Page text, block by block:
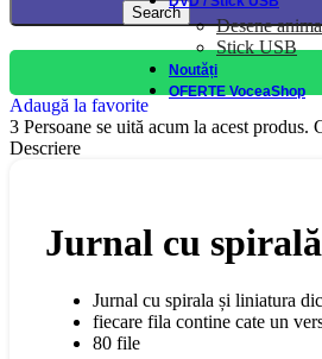
Search
Desene
Stick USB
Noutăți
OFERTE VoceaShop
Adaugă la favorite
3 Persoane se uită acum la acest produs.
Descriere
Jurnal cu
Jurnal cu spirala și liniatura
fiecare fila contine cate un
80 file